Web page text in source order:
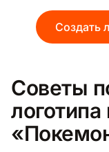
Создать
Советы
логотипа